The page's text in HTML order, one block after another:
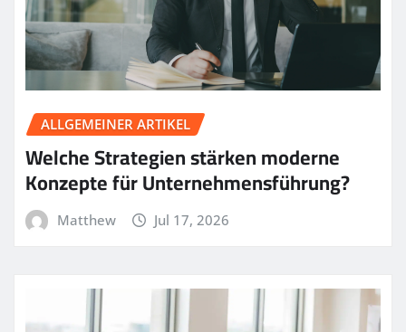
ALLGEMEINER ARTIKEL
Welche Strategien stärken moderne
Konzepte für Unternehmensführung?
Matthew Jul 17, 2026